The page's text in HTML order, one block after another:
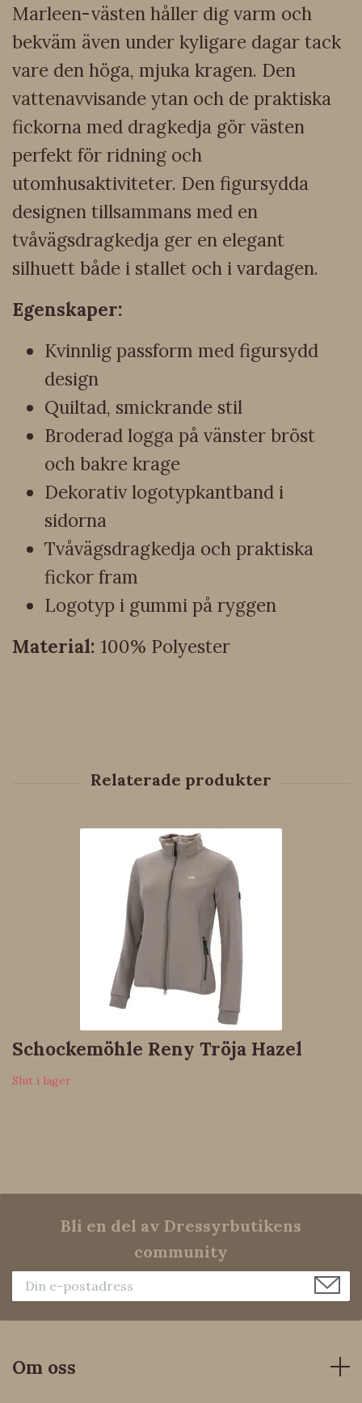
Marleen-västen håller dig varm och
bekväm även under kyligare dagar tack
vare den höga, mjuka kragen. Den
vattenavvisande ytan och de praktiska
fickorna med dragkedja gör västen
perfekt för ridning och
utomhusaktiviteter. Den figursydda
designen tillsammans med en
tvåvägsdragkedja ger en elegant
silhuett både i stallet och i vardagen.
Egenskaper:
Kvinnlig passform med figursydd
design
Quiltad, smickrande stil
Broderad logga på vänster bröst
och bakre krage
Dekorativ logotypkantband i
sidorna
Tvåvägsdragkedja och praktiska
fickor fram
Logotyp i gummi på ryggen
Material: 100% Polyester
Schockemöhle Reny Tröja Hazel
Slut i lager
Bli en del av Dressyrbutikens
community
Om oss